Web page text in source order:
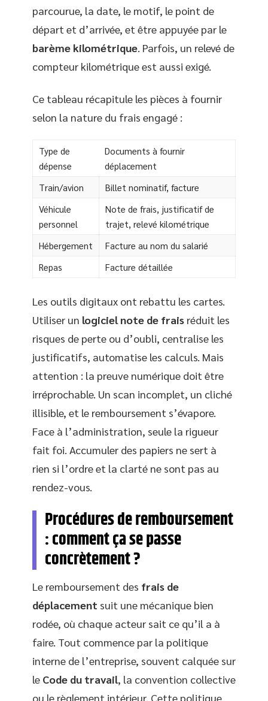
parcourue, la date, le motif, le point de
départ et d’arrivée, et être appuyée par le
barème kilométrique. Parfois, un relevé de
compteur kilométrique est aussi exigé.
Ce tableau récapitule les pièces à fournir
selon la nature du frais engagé :
Type de
dépense
Documents à fournir
déplacement
Train/avion
Billet nominatif, facture
Véhicule
personnel
Note de frais, justificatif de
trajet, relevé kilométrique
Hébergement
Facture au nom du salarié
Repas
Facture détaillée
Les outils digitaux ont rebattu les cartes.
Utiliser un logiciel note de frais réduit les
risques de perte ou d’oubli, centralise les
justificatifs, automatise les calculs. Mais
attention : la preuve numérique doit être
irréprochable. Un scan incomplet, un cliché
illisible, et le remboursement s’évapore.
Face à l’administration, seule la rigueur
fait foi. Accumuler des papiers ne sert à
rien si l’ordre et la clarté ne sont pas au
rendez-vous.
Procédures de remboursement
: comment ça se passe
concrètement ?
Le remboursement des frais de
déplacement suit une mécanique bien
rodée, où chaque acteur sait ce qu’il a à
faire. Tout commence par la politique
interne de l’entreprise, souvent calquée sur
le Code du travail, la convention collective
ou le règlement intérieur. Cette politique